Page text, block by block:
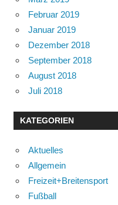
Februar 2019
Januar 2019
Dezember 2018
September 2018
August 2018
Juli 2018
KATEGORIEN
Aktuelles
Allgemein
Freizeit+Breitensport
Fußball